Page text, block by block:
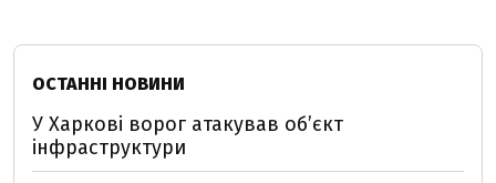
ОСТАННІ НОВИНИ
У Харкові ворог атакував обʼєкт
інфраструктури